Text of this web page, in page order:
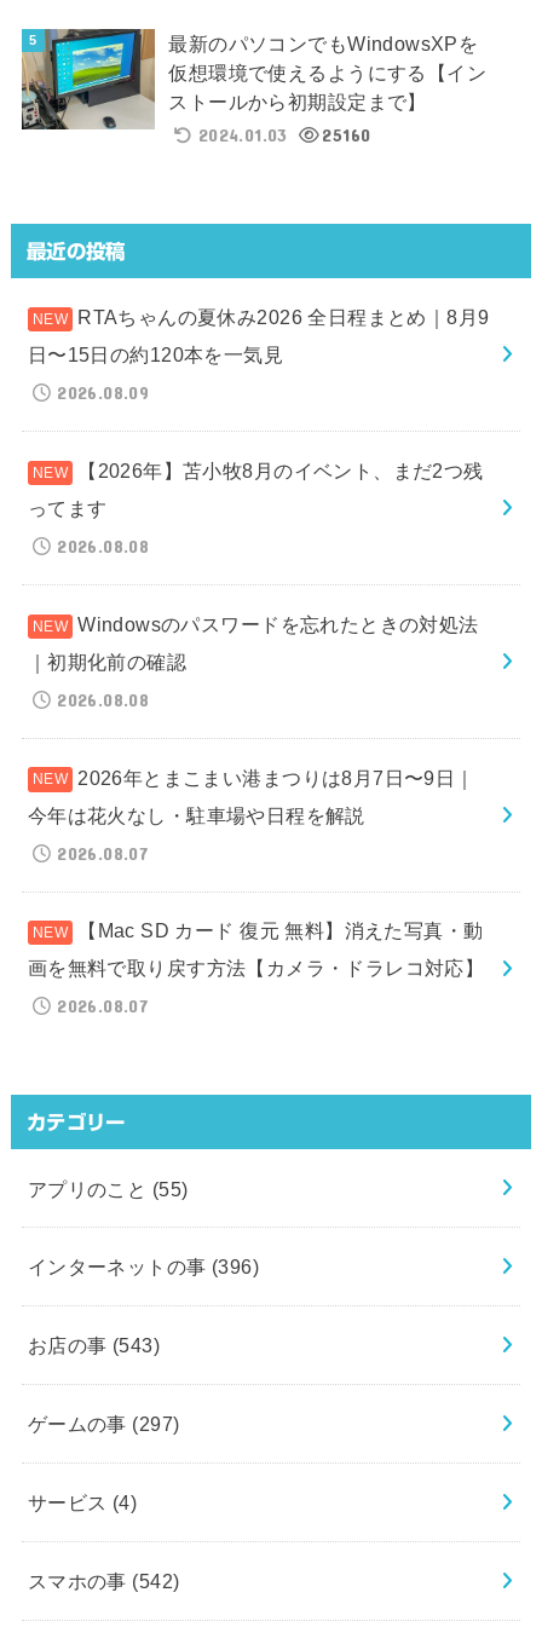
最新のパソコンでもWindowsXPを
仮想環境で使えるようにする【イン
ストールから初期設定まで】
2024.01.03
25160
最近の投稿
RTAちゃんの夏休み2026 全日程まとめ｜8月9
日〜15日の約120本を一気見
2026.08.09
【2026年】苫小牧8月のイベント、まだ2つ残
ってます
2026.08.08
Windowsのパスワードを忘れたときの対処法
｜初期化前の確認
2026.08.08
2026年とまこまい港まつりは8月7日〜9日｜
今年は花火なし・駐車場や日程を解説
2026.08.07
【Mac SD カード 復元 無料】消えた写真・動
画を無料で取り戻す方法【カメラ・ドラレコ対応】
2026.08.07
カテゴリー
アプリのこと (55)
インターネットの事 (396)
お店の事 (543)
ゲームの事 (297)
サービス (4)
スマホの事 (542)